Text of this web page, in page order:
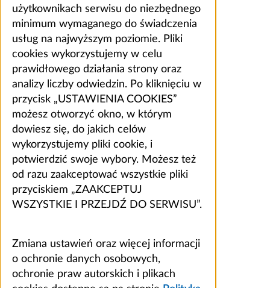
użytkownikach serwisu do niezbędnego
minimum wymaganego do świadczenia
usług na najwyższym poziomie. Pliki
cookies wykorzystujemy w celu
prawidłowego działania strony oraz
analizy liczby odwiedzin. Po kliknięciu w
przycisk „USTAWIENIA COOKIES”
możesz otworzyć okno, w którym
dowiesz się, do jakich celów
wykorzystujemy pliki cookie, i
potwierdzić swoje wybory. Możesz też
od razu zaakceptować wszystkie pliki
przyciskiem „ZAAKCEPTUJ
WSZYSTKIE I PRZEJDŹ DO SERWISU”.
Zmiana ustawień oraz więcej informacji
o ochronie danych osobowych,
ochronie praw autorskich i plikach